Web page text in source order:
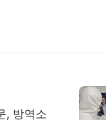
, 방역소